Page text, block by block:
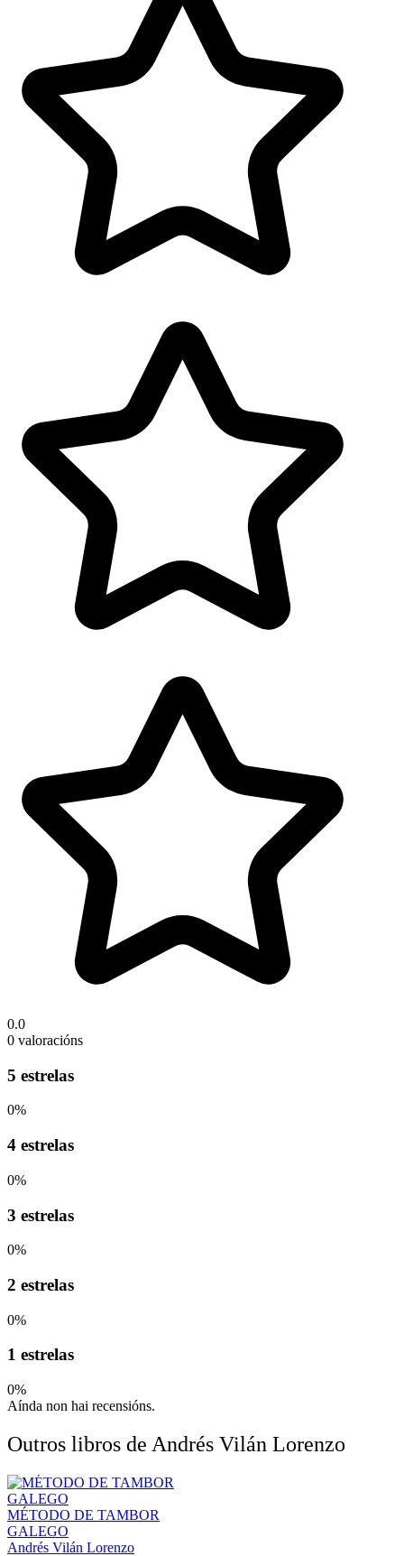
0.0
0 valoracións
5 estrelas
0%
4 estrelas
0%
3 estrelas
0%
2 estrelas
0%
1 estrelas
0%
Aínda non hai recensións.
Outros libros de Andrés Vilán Lorenzo
MÉTODO DE TAMBOR
GALEGO
Andrés Vilán Lorenzo